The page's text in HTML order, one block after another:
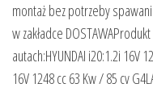
montaż bez potrzeby
w zakładce
autach:HYUNDAI i20:1.2i 16V
16V 1248 cc 63 Kw / 85 cv